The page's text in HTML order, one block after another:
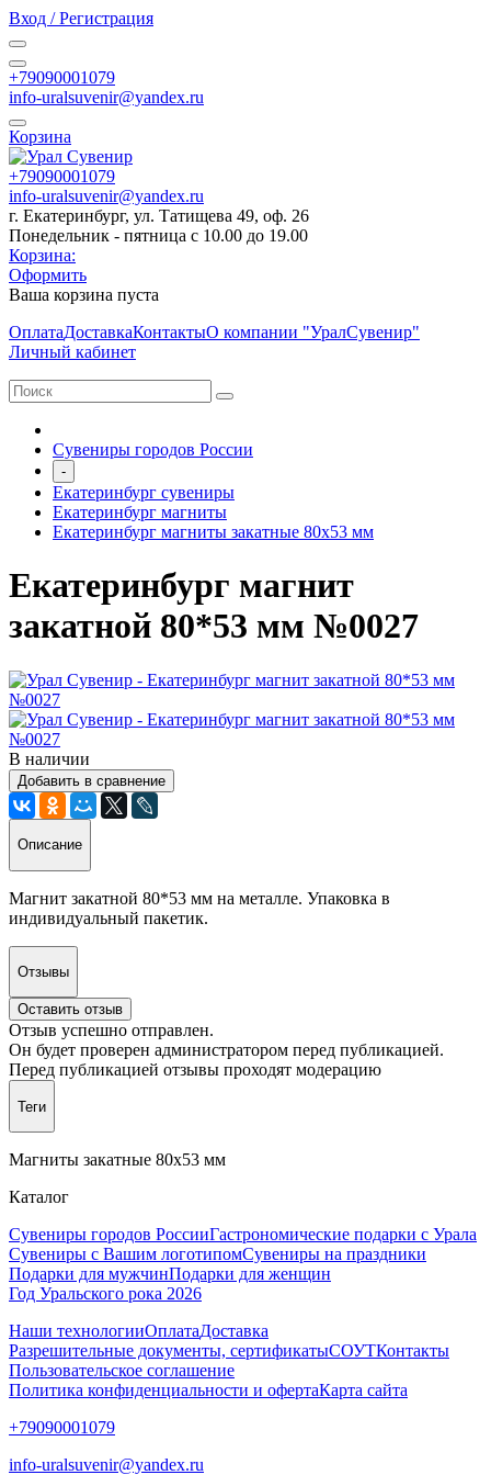
Вход / Регистрация
+79090001079
info-uralsuvenir@yandex.ru
Корзина
+79090001079
info-uralsuvenir@yandex.ru
г. Екатеринбург, ул. Татищева 49, оф. 26
Понедельник - пятница с 10.00 до 19.00
Корзина:
Оформить
Ваша корзина пуста
ОплатаДоставкаКонтактыО компании "УралСувенир"
Личный кабинет
Сувениры городов России
-
Екатеринбург сувениры
Екатеринбург магниты
Екатеринбург магниты закатные 80х53 мм
Екатеринбург магнит
закатной 80*53 мм №0027
В наличии
Добавить в сравнение
Описание
Магнит закатной 80*53 мм на металле. Упаковка в
индивидуальный пакетик.
Отзывы
Оставить отзыв
Отзыв успешно отправлен.
Он будет проверен администратором перед публикацией.
Перед публикацией отзывы проходят модерацию
Теги
Магниты закатные 80х53 мм
Каталог
Сувениры городов РоссииГастрономические подарки с Урала
Сувениры с Вашим логотипомСувениры на праздники
Подарки для мужчинПодарки для женщин
Год Уральского рока 2026
Наши технологииОплатаДоставка
Разрешительные документы, сертификатыСОУТКонтакты
Пользовательское соглашение
Политика конфиденциальности и офертаКарта сайта
+79090001079
info-uralsuvenir@yandex.ru